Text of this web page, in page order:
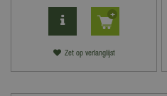
Zet op verlanglijst